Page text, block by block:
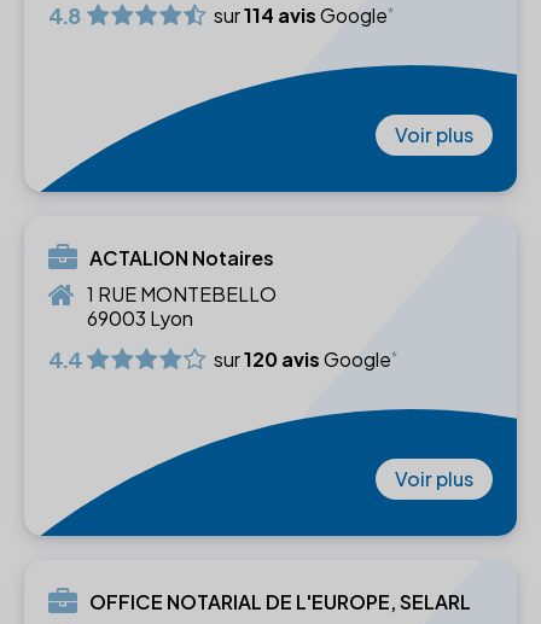
4.8 sur114 avisGoogle
Voir plus
ACTALION Notaires
1 RUE MONTEBELLO
69003 Lyon
4.4 sur120 avisGoogle
Voir plus
OFFICE NOTARIAL DE L'EUROPE, SELARL